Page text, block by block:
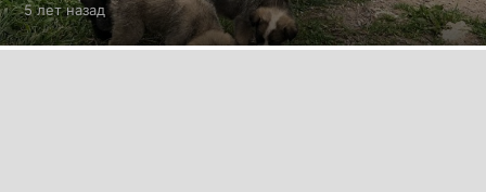
5 лет назад 5
л
е